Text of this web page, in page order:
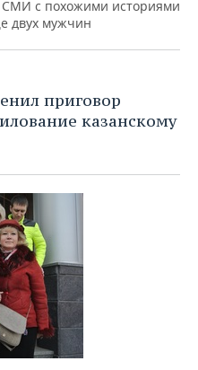
СМИ с похожими историями
двух мужчин
приговор
казанскому